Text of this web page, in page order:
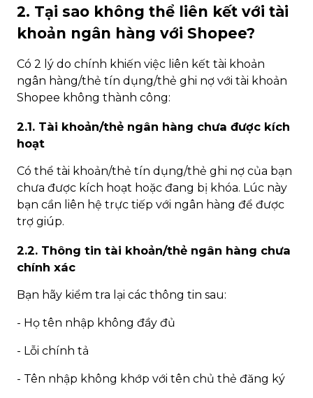
2. Tại sao không thể liên kết với tài
khoản ngân hàng với Shopee?
Có 2 lý do chính khiến việc liên kết tài khoản
ngân hàng/thẻ tín dụng/thẻ ghi nợ với tài khoản
Shopee không thành công:
2.1. Tài khoản/thẻ ngân hàng chưa được kích
hoạt
Có thể tài khoản/thẻ tín dụng/thẻ ghi nợ của bạn
chưa được kích hoạt hoặc đang bị khóa. Lúc này
bạn cần liên hệ trực tiếp với ngân hàng để được
trợ giúp.
2.2. Thông tin tài khoản/thẻ ngân hàng chưa
chính xác
Bạn hãy kiểm tra lại các thông tin sau:
- Họ tên nhập không đầy đủ
- Lỗi chính tả
- Tên nhập không khớp với tên chủ thẻ đăng ký